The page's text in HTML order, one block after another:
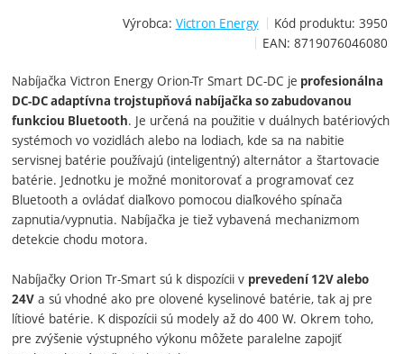
Výrobca: Victron Energy Kód produktu: 3950
EAN: 8719076046080
Nabíjačka Victron Energy Orion-Tr Smart DC-DC je profesionálna
DC-DC adaptívna trojstupňová nabíjačka so zabudovanou
funkciou Bluetooth. Je určená na použitie v duálnych batériových
systémoch vo vozidlách alebo na lodiach, kde sa na nabitie
servisnej batérie používajú (inteligentný) alternátor a štartovacie
batérie. Jednotku je možné monitorovať a programovať cez
Bluetooth a ovládať diaľkovo pomocou diaľkového spínača
zapnutia/vypnutia. Nabíjačka je tiež vybavená mechanizmom
detekcie chodu motora.
Nabíjačky Orion Tr-Smart sú k dispozícii v prevedení 12V alebo
24V a sú vhodné ako pre olovené kyselinové batérie, tak aj pre
lítiové batérie. K dispozícii sú modely až do 400 W. Okrem toho,
pre zvýšenie výstupného výkonu môžete paralelne zapojiť